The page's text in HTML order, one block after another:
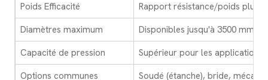
Poids Efficacité
Rapport résistance/poids plus
Diamètres maximum
Disponibles jusqu'à 3500 mm
Capacité de pression
Supérieur pour les applications
Options communes
Soudé (étanche), bride,